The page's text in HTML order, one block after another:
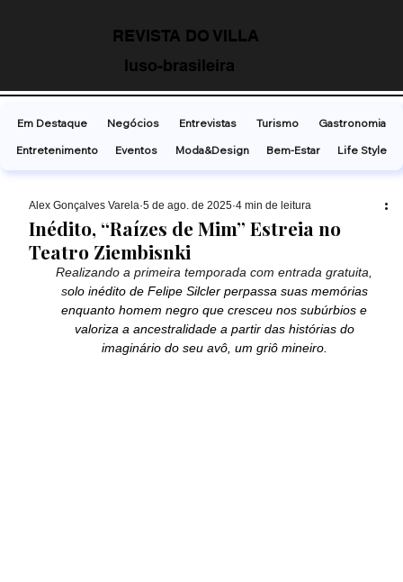
REVISTA DO VILLA
luso-brasileira
Inédito, “Raízes de Mim” Estreia no
Teatro Ziembisnki
Alex Gonçalves Varela 5 de ago. de 2025 4 min de leitura
Realizando a primeira temporada com entrada gratuita,
solo inédito de Felipe Silcler perpassa suas memórias
enquanto homem negro que cresceu nos subúrbios e
valoriza a ancestralidade a partir das histórias do
imaginário do seu avô, um griô mineiro.
Em Destaque Negócios Entrevistas Turismo
Gastronomia
Entretenimento
Eventos Moda&Design Bem-Estar Life Style